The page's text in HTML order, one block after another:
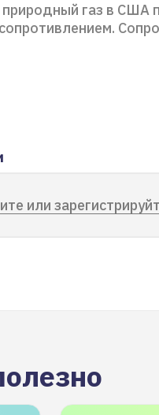
газ в США
или